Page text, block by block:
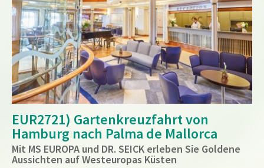
EUR2721) Gartenkreuzfahrt von
Hamburg nach Palma de Mallorca
Mit MS EUROPA und DR. SEICK erleben Sie Goldene
Aussichten auf Westeuropas Küsten